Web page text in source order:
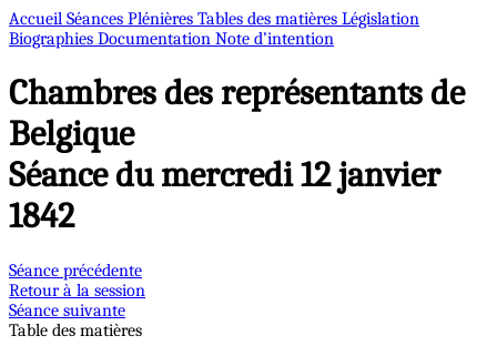
Accueil Séances Plénières Tables des matières Législation
Biographies Documentation Note d’intention
Chambres des représentants de
Belgique
Séance du mercredi 12 janvier
1842
Séance précédente
Retour à la session
Séance suivante
Table des matières